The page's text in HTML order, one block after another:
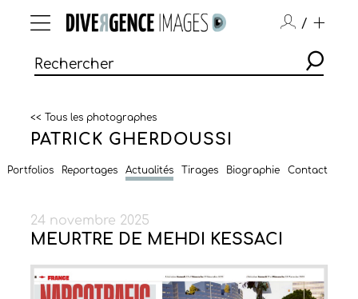
/
<< Tous les photographes
PATRICK GHERDOUSSI
Portfolios Reportages Actualités Tirages Biographie Contact
24 novembre 2025
MEURTRE DE MEHDI KESSACI